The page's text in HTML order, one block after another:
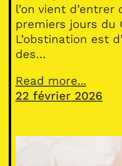
l’on vient d’entrer
premiers jours du
L’obstination est
des…
Read more...
22 février 2026